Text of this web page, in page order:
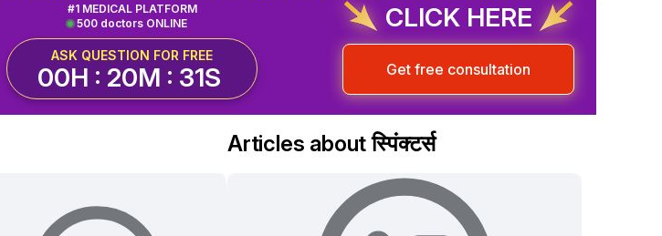
500 doctors ONLINE
#1 MEDICAL PLATFORM
ASK QUESTION FOR FREE
00H : 20M : 30S
CLICK HERE
Get free consultation
Articles about स्पिंक्टर्स